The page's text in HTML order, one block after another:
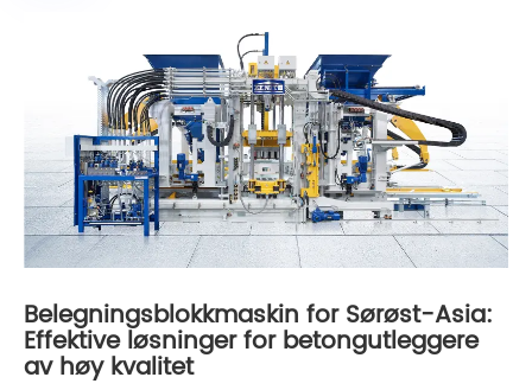
Belegningsblokkmaskin for Sørøst-Asia:
Effektive løsninger for betongutleggere
av høy kvalitet